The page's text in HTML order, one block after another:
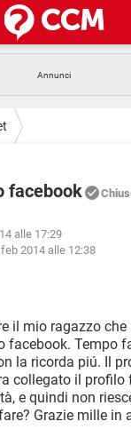
WHATSAPP
GAMING
WINDOWS 10
WHATSAPP
FACEBOOK
WINDOWS
WHATSAPP
FACEBOOK
facebook
alle 17:29
feb 2014 alle 12:38
il mio ragazzo che
facebook. Tempo
la ricorda piú. Il
collegato il profilo
e quindi non
Grazie mille in